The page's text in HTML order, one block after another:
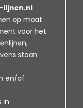
lijnen.nl
op maat
voor het
staan
en/of
in